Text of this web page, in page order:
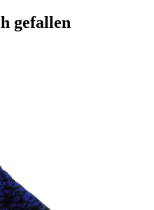
gefallen